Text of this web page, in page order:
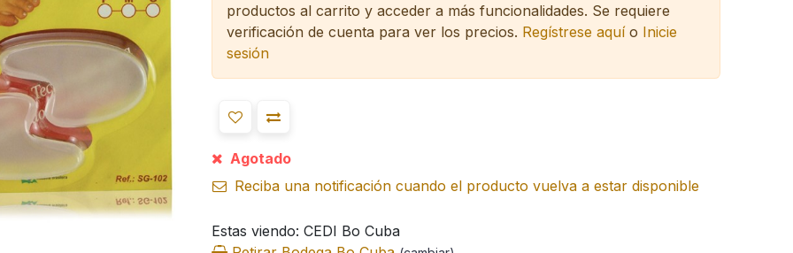
productos al carrito y acceder a más funcionalidades. Se requiere
verificación de cuenta para ver los precios. Regístrese aquío Inicie
sesión
Agotado
Reciba una notificación cuando el producto vuelva a estar disponible
Estas viendo: CEDI Bo Cuba